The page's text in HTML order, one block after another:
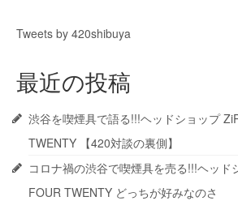
Tweets by 420shibuya
最近の投稿
渋谷を喫煙具で語る!!!ヘッドショップ
TWENTY 【420対談の裏側】
コロナ禍の渋谷で喫煙具を売る!!!ヘッド
FOUR TWENTY どっちが好みなのさ